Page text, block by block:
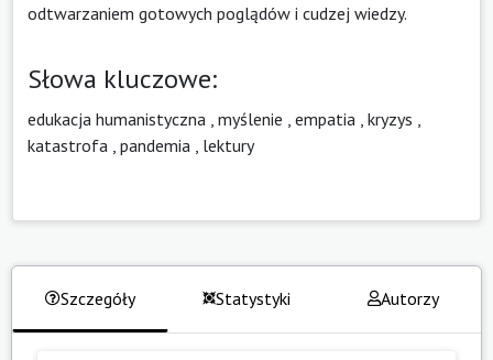
odtwarzaniem gotowych poglądów i cudzej wiedzy.
Słowa kluczowe:
edukacja humanistyczna myślenie empatia kryzys
katastrofa pandemia lektury
Szczegóły Statystyki Autorzy